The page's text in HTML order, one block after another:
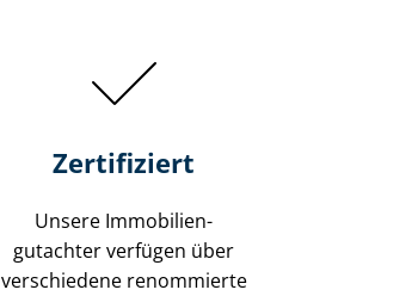
Zertifiziert
Unsere Immobilien­
gutachter verfügen über
verschiedene renommierte